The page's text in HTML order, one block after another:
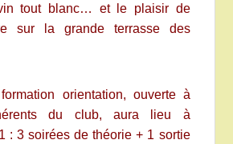
tout blanc… et le plaisir de
sur la grande terrasse des
orientation, ouverte à
du club, aura lieu à
: 3 soirées de théorie + 1 sortie